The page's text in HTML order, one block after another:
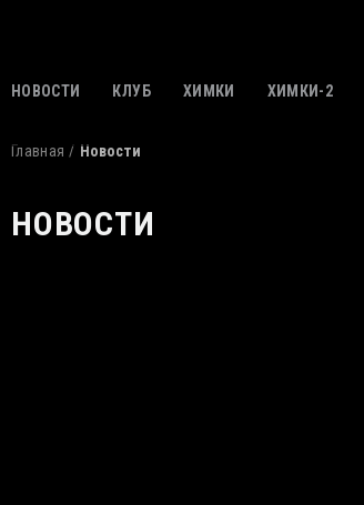
НОВОСТИ КЛУБ ХИМКИ ХИМКИ-2
Главная Новости
НОВОСТИ